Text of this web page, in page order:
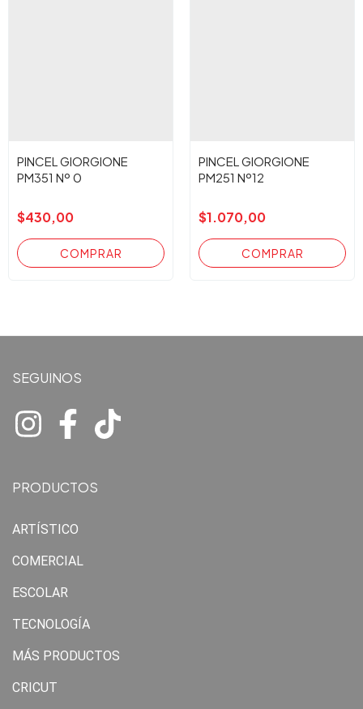
PINCEL GIORGIONE
PM351 Nº 0
$430,00
PINCEL GIORGIONE
PM251 Nº12
$1.070,00
SEGUINOS
PRODUCTOS
ARTÍSTICO
COMERCIAL
ESCOLAR
TECNOLOGÍA
MÁS PRODUCTOS
CRICUT